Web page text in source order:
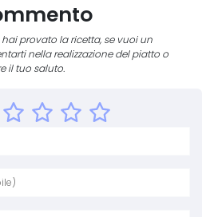
provato la ricetta, se vuoi un
nella realizzazione del piatto o
il tuo saluto.